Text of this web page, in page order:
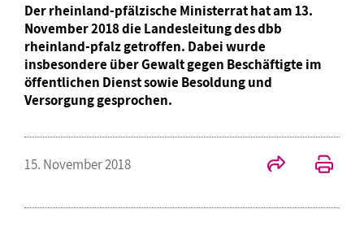
Der rheinland-pfälzische Ministerrat hat am 13.
November 2018 die Landesleitung des dbb
rheinland-pfalz getroffen. Dabei wurde
insbesondere über Gewalt gegen Beschäftigte im
öffentlichen Dienst sowie Besoldung und
Versorgung gesprochen.
15. November 2018